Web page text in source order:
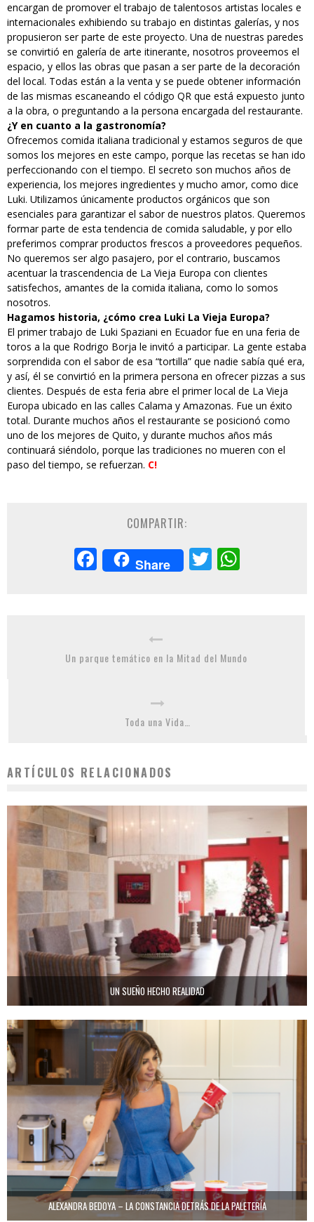
encargan de promover el trabajo de talentosos artistas locales e
internacionales exhibiendo su trabajo en distintas galerías, y nos
propusieron ser parte de este proyecto. Una de nuestras paredes
se convirtió en galería de arte itinerante, nosotros proveemos el
espacio, y ellos las obras que pasan a ser parte de la decoración
del local. Todas están a la venta y se puede obtener información
de las mismas escaneando el código QR que está expuesto junto
a la obra, o preguntando a la persona encargada del restaurante.
¿Y en cuanto a la gastronomía?
Ofrecemos comida italiana tradicional y estamos seguros de que
somos los mejores en este campo, porque las recetas se han ido
perfeccionando con el tiempo. El secreto son muchos años de
experiencia, los mejores ingredientes y mucho amor, como dice
Luki. Utilizamos únicamente productos orgánicos que son
esenciales para garantizar el sabor de nuestros platos. Queremos
formar parte de esta tendencia de comida saludable, y por ello
preferimos comprar productos frescos a proveedores pequeños.
No queremos ser algo pasajero, por el contrario, buscamos
acentuar la trascendencia de La Vieja Europa con clientes
satisfechos, amantes de la comida italiana, como lo somos
nosotros.
Hagamos historia, ¿cómo crea Luki La Vieja Europa?
El primer trabajo de Luki Spaziani en Ecuador fue en una feria de
toros a la que Rodrigo Borja le invitó a participar. La gente estaba
sorprendida con el sabor de esa “tortilla” que nadie sabía qué era,
y así, él se convirtió en la primera persona en ofrecer pizzas a sus
clientes. Después de esta feria abre el primer local de La Vieja
Europa ubicado en las calles Calama y Amazonas. Fue un éxito
total. Durante muchos años el restaurante se posicionó como
uno de los mejores de Quito, y durante muchos años más
continuará siéndolo, porque las tradiciones no mueren con el
paso del tiempo, se refuerzan. C!
COMPARTIR:
Facebook
Share Twitter
Un parque temático en la Mitad del Mundo
Toda una Vida…
ARTÍCULOS RELACIONADOS
UN SUEÑO HECHO REALIDAD
ALEXANDRA BEDOYA – LA CONSTANCIA DETRÁS DE LA PALETERÍA